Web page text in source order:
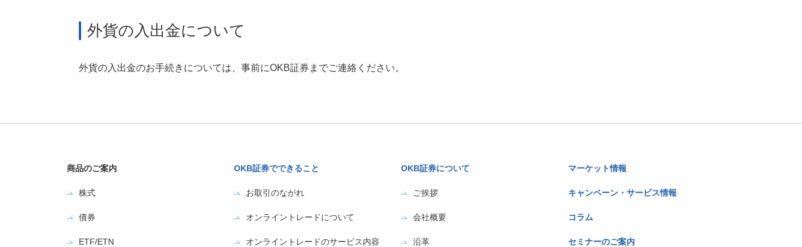
外貨の入出金について
外貨の入出金のお手続きについては、事前にOKB証券までご連絡ください。
商品のご案内
株式
債券
ETF/ETN
OKB証券でできること
お取引のながれ
オンライントレードについて
オンライントレードのサービス内容
OKB証券について
ご挨拶
会社概要
沿革
マーケット情報
キャンペーン・サービス情報
コラム
セミナーのご案内